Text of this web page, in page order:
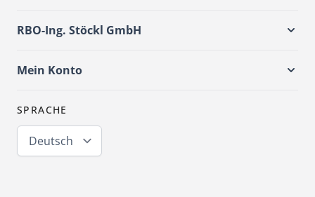
RBO-Ing. Stöckl GmbH
Mein Konto
SPRACHE
Deutsch